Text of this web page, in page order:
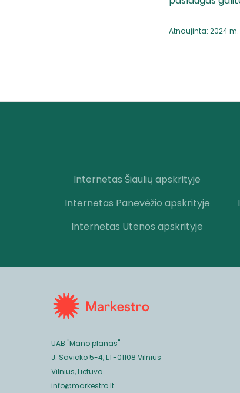
Atnaujinta: 2024 m.
Internetas Šiaulių apskrityje
Internetas Panevėžio apskrityje
Internetas Utenos apskrityje
UAB "Mano planas"
J. Savicko 5-4, LT-01108 Vilnius
Vilnius, Lietuva
info@markestro.lt